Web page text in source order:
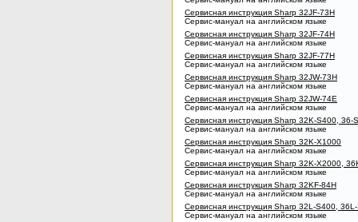
Сервисная инструкция Sharp 32JF-73H
Сервис-мануал на английском языке
Сервисная инструкция Sharp 32JF-74H
Сервис-мануал на английском языке
Сервисная инструкция Sharp 32JF-77H
Сервис-мануал на английском языке
Сервисная инструкция Sharp 32JW-73H
Сервис-мануал на английском языке
Сервисная инструкция Sharp 32JW-74E
Сервис-мануал на английском языке
Сервисная инструкция Sharp 32K-S400, 36-
Сервис-мануал на английском языке
Сервисная инструкция Sharp 32K-X1000
Сервис-мануал на английском языке
Сервисная инструкция Sharp 32K-X2000,
Сервис-мануал на английском языке
Сервисная инструкция Sharp 32KF-84H
Сервис-мануал на английском языке
Сервисная инструкция Sharp 32L-S400,
Сервис-мануал на английском языке